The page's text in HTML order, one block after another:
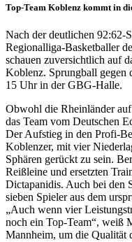
Top-Team Koblenz kommt in
Nach der deutlichen 92:62-
Regionalliga-Basketballer
schauen zuversichtlich auf
Koblenz. Sprungball gegen
15 Uhr in der GBG-Halle.
Obwohl die Rheinländer
das Team vom Deutschen
Der Aufstieg in den Profi-
Koblenzer, mit vier
Sphären gerückt zu sein.
Reißleine und ersetzten
Dictapanidis. Auch bei den
sieben Spieler aus dem
„Auch wenn vier
noch ein Top-Team“, weiß
Mannheim, um die Qualität